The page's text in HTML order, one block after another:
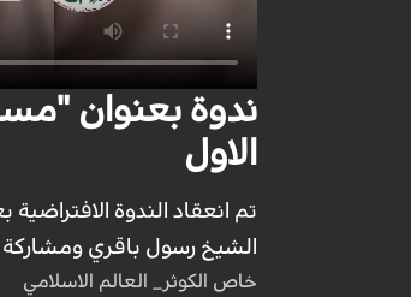
ندوة بعنوان
الاول
تم انعقاد الندوة
الشيخ رسول باقري
خاص الكوثر_ العالم الاسلامي